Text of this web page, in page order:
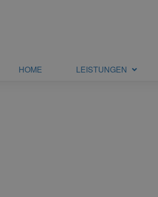
HOME LEISTUNGEN